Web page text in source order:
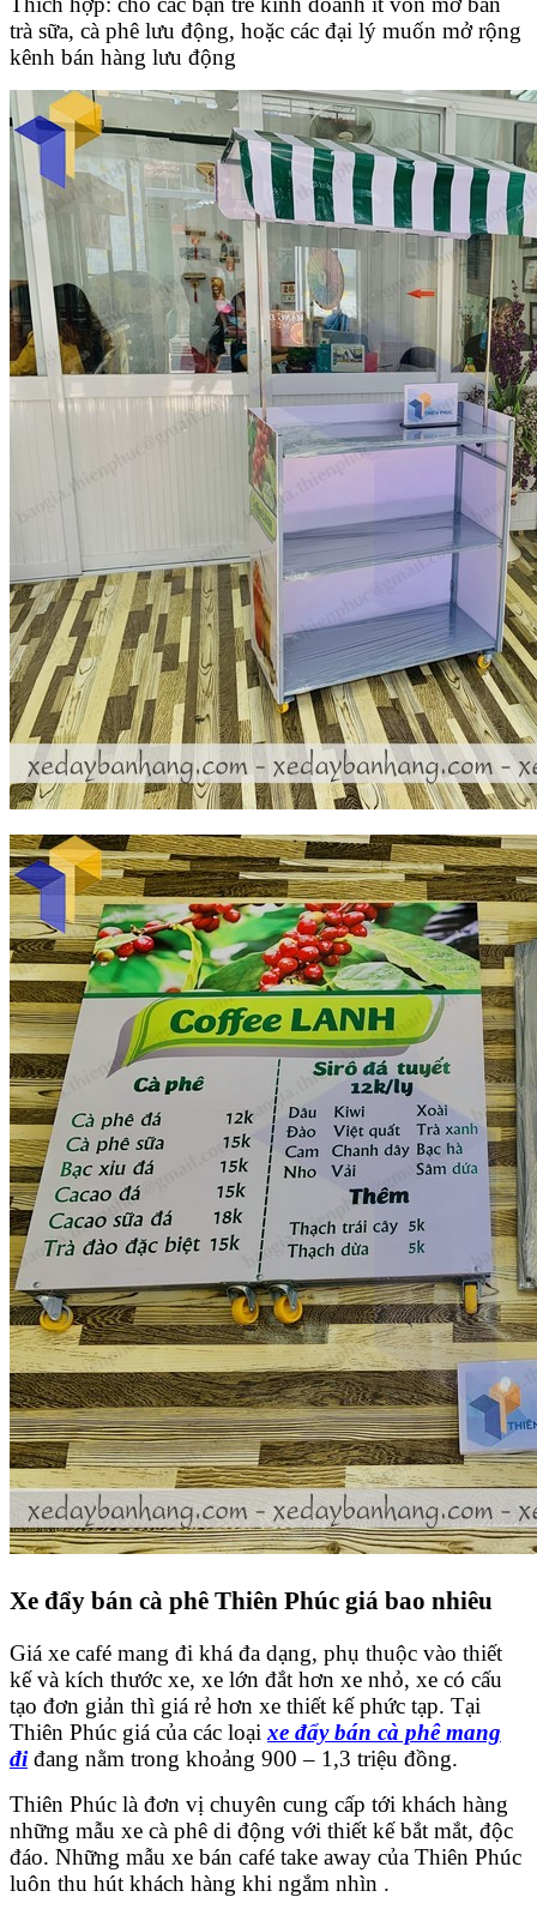
trà sữa, cà phê lưu động, hoặc các đại lý muốn mở rộng
kênh bán hàng lưu động
Xe đẩy bán cà phê Thiên Phúc giá bao nhiêu
Giá xe café mang đi khá đa dạng, phụ thuộc vào thiết
kế và kích thước xe, xe lớn đắt hơn xe nhỏ, xe có cấu
tạo đơn giản thì giá rẻ hơn xe thiết kế phức tạp. Tại
Thiên Phúc giá của các loạixe đẩy bán cà phê mang
điđang nằm trong khoảng 900 – 1,3 triệu đồng.
Thiên Phúc là đơn vị chuyên cung cấp tới khách hàng
những mẫu xe cà phê di động với thiết kế bắt mắt, độc
đáo. Những mẫu xe bán café take away của Thiên Phúc
luôn thu hút khách hàng khi ngắm nhìn .